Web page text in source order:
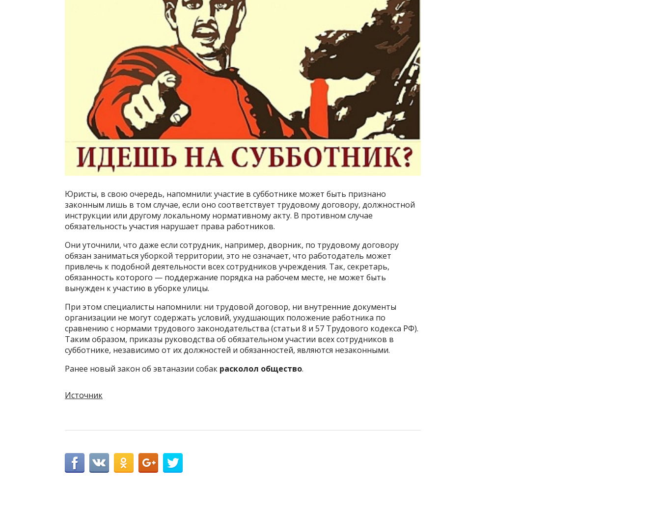
Юристы, в свою очередь, напомнили: участие в субботнике может быть признано
законным лишь в том случае, если оно соответствует трудовому договору, должностной
инструкции или другому локальному нормативному акту. В противном случае
обязательность участия нарушает права работников.
Они уточнили, что даже если сотрудник, например, дворник, по трудовому договору
обязан заниматься уборкой территории, это не означает, что работодатель может
привлечь к подобной деятельности всех сотрудников учреждения. Так, секретарь,
обязанность которого — поддержание порядка на рабочем месте, не может быть
вынужден к участию в уборке улицы.
При этом специалисты напомнили: ни трудовой договор, ни внутренние документы
организации не могут содержать условий, ухудшающих положение работника по
сравнению с нормами трудового законодательства (статьи 8 и 57 Трудового кодекса РФ).
Таким образом, приказы руководства об обязательном участии всех сотрудников в
субботнике, независимо от их должностей и обязанностей, являются незаконными.
Ранее новый закон об эвтаназии собак расколол общество.
Источник